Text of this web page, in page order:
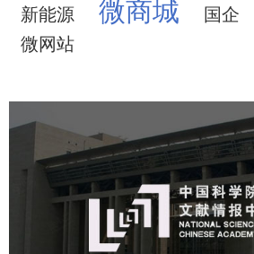
新能源 微商城 国企
微网站
中国科学院文献
网站建设